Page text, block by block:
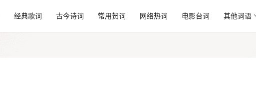
经典歌词 古今诗词 常用贺词 网络热词 电影台词 其他词语